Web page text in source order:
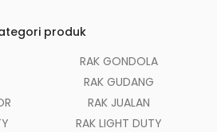
produk
RAK GONDOLA
RAK GUDANG
RAK JUALAN
RAK LIGHT DUTY